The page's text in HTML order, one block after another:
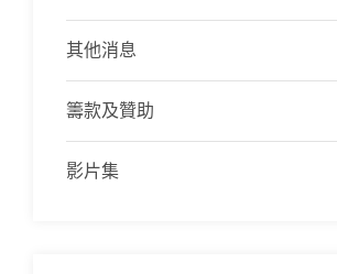
其他消息
籌款及贊助
影片集